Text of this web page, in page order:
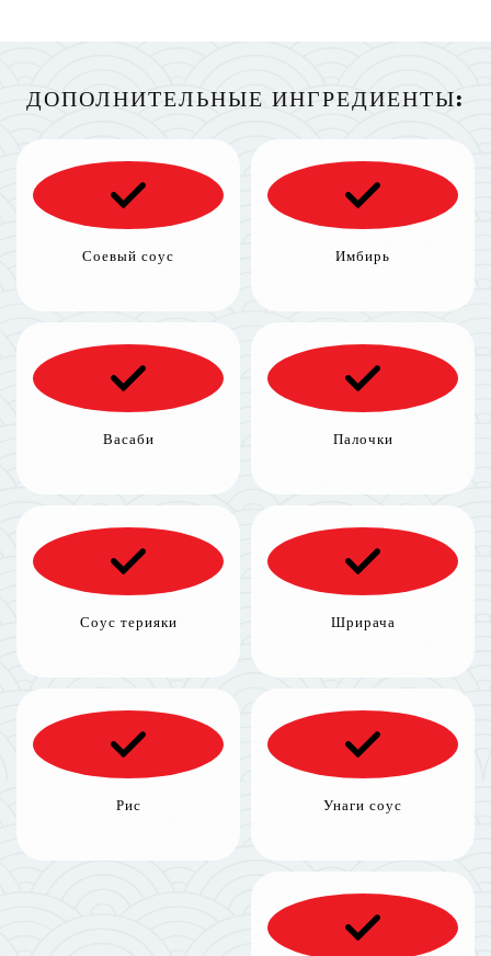
ДОПОЛНИТЕЛЬНЫЕ ИНГРЕДИЕНТЫ:
Соевый соус Имбирь
Васаби Палочки
Соус терияки Шрирача
Рис Унаги соус